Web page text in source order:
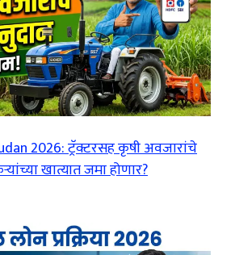
2026: ट्रॅक्टरसह कृषी अवजारांचे
खात्यात जमा होणार?